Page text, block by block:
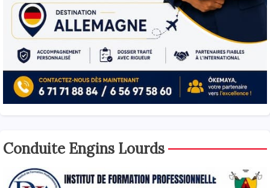
Conduite Engins Lourds